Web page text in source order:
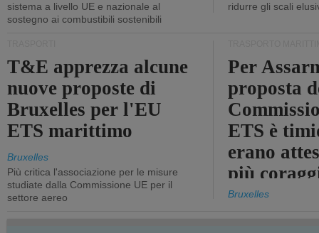
sistema a livello UE e nazionale al
sostegno ai combustibili sostenibili
ridurre gli scali
T&E apprezza alcune
nuove proposte di
Bruxelles per l'EU
ETS marittimo
Bruxelles
Più critica l'associazione per le misure
studiate dalla Commissione UE per il
settore aereo
Per
proposta
ETS è
erano
più
Bruxelles